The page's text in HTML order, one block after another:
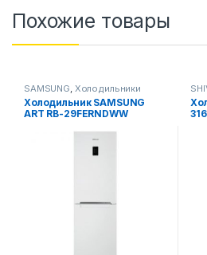
Похожие товары
SAMSUNG Холодильники
Холодильник SAMSUNG
ART RB-29FERNDWW